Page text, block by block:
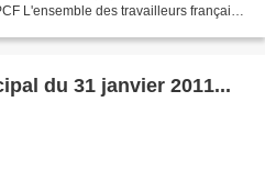
L'ensemble des travailleurs français
du 31 janvier 2011...